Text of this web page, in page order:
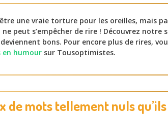
une vraie torture pour les oreilles, mais
peut s’empêcher de rire ! Découvrez notre
bons. Pour encore plus de rires,
en humour sur Tousoptimistes.
de mots tellement nuls